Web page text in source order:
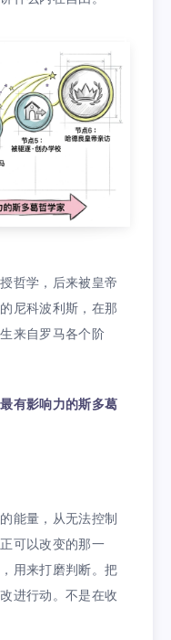
哲学，后来被皇帝
尼科波利斯，在那
来自罗马各个阶
有影响力的斯多葛
能量，从无法控制
可以改变的那一
用来打磨判断。把
进行动。不是在收